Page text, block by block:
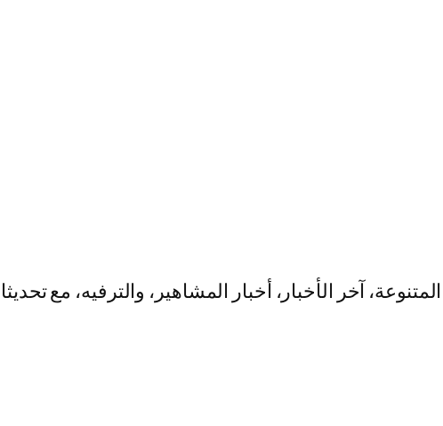
آخر الأخبار، أخبار المشاهير، والترفيه، مع